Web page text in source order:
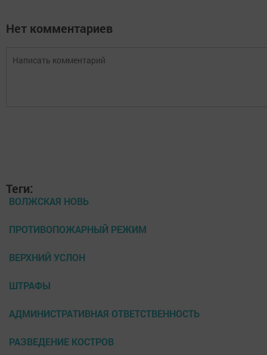
Нет комментариев
Теги:
ВОЛЖСКАЯ НОВЬ
ПРОТИВОПОЖАРНЫЙ РЕЖИМ
ВЕРХНИЙ УСЛОН
ШТРАФЫ
АДМИНИСТРАТИВНАЯ ОТВЕТСТВЕННОСТЬ
РАЗВЕДЕНИЕ КОСТРОВ